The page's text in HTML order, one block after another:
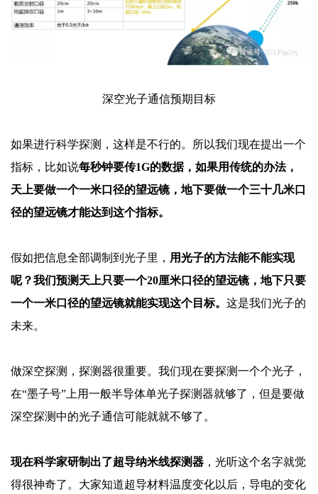
深空光子通信预期目标
如果进行科学探测，这样是不行的。所以我们现在提出一个
指标，比如说每秒钟要传1G的数据，如果用传统的办法，
天上要做一个一米口径的望远镜，地下要做一个三十几米口
径的望远镜才能达到这个指标。
假如把信息全部调制到光子里， 用光子的方法能不能实现
呢？我们预测天上只要一个20厘米口径的望远镜，地下只要
一个一米口径的望远镜就能实现这个目标。 这是我们光子的
未来。
做深空探测，探测器很重要。我们现在要探测一个个光子，
在“墨子号”上用一般半导体单光子探测器就够了，但是要做
深空探测中的光子通信可能就就不够了。
现在科学家研制出了超导纳米线探测器 ，光听这个名字就觉
得很神奇了。大家知道超导材料温度变化以后，导电的变化